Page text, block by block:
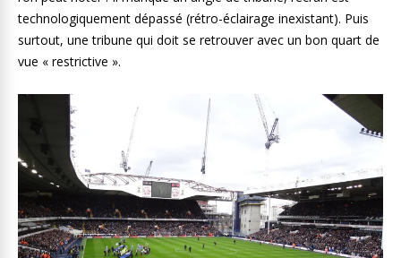
technologiquement dépassé (rétro-éclairage inexistant). Puis
surtout, une tribune qui doit se retrouver avec un bon quart de
vue « restrictive ».